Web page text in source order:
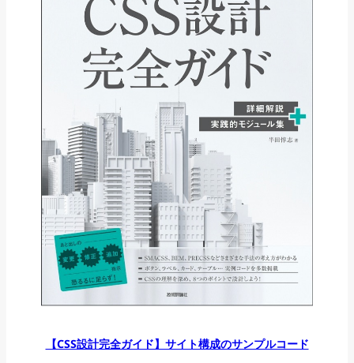
【CSS設計完全ガイド】サイト構成のサンプルコード